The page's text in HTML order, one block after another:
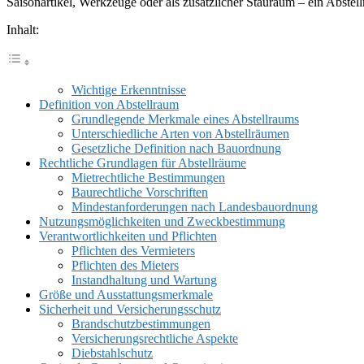
Inhalt:
Wichtige Erkenntnisse
Definition von Abstellraum
Grundlegende Merkmale eines Abstellraums
Unterschiedliche Arten von Abstellräumen
Gesetzliche Definition nach Bauordnung
Rechtliche Grundlagen für Abstellräume
Mietrechtliche Bestimmungen
Baurechtliche Vorschriften
Mindestanforderungen nach Landesbauordnung
Nutzungsmöglichkeiten und Zweckbestimmung
Verantwortlichkeiten und Pflichten
Pflichten des Vermieters
Pflichten des Mieters
Instandhaltung und Wartung
Größe und Ausstattungsmerkmale
Sicherheit und Versicherungsschutz
Brandschutzbestimmungen
Versicherungsrechtliche Aspekte
Diebstahlschutz